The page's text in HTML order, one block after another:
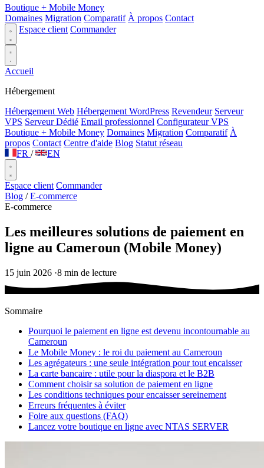
Boutique + Mobile Money
Domaines Migration Comparatif À propos Contact
Espace client Commander
Accueil
Hébergement
Hébergement Web Hébergement WordPress Revendeur Serveur
VPS Serveur Dédié Email professionnel Configurateur VPS
Boutique + Mobile Money Domaines Migration Comparatif À
propos Contact Centre d'aide Blog Statut réseau
FR / EN
Espace client Commander
Blog / E-commerce
E-commerce
Les meilleures solutions de paiement en
ligne au Cameroun (Mobile Money)
15 juin 2026 ·8 min de lecture
Sommaire
Pourquoi le paiement en ligne est devenu incontournable au
Cameroun
Le Mobile Money : le roi du paiement au Cameroun
Les agrégateurs : une seule intégration pour tout encaisser
La carte bancaire : utile pour la diaspora et le B2B
Comment choisir sa solution de paiement en ligne
Les conditions techniques pour encaisser sereinement
Erreurs fréquentes à éviter
Foire aux questions (FAQ)
Lancez votre boutique en ligne avec NTAS SERVER